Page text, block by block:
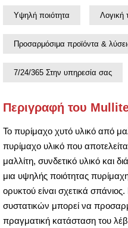
Υψηλή ποιότητα Λογική
Προσαρμόσιμα προϊόντα &
7/24/365 Στην υπηρεσία σας
Περιγραφή του
Το πυρίμαχο χυτό υλικό από
πυρίμαχο υλικό που
μαλλίτη, συνδετικό υλικό και
μια υψηλής ποιότητας
ορυκτού είναι σχετικά
συστατικών μπορεί να
πραγματική κατάσταση του